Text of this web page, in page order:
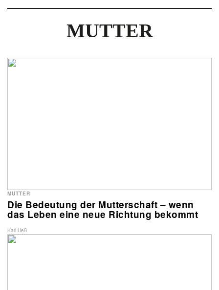
MUTTER
Die Bedeutung der Mutterschaft – wenn
das Leben eine neue Richtung bekommt
MUTTER
Karl Heß